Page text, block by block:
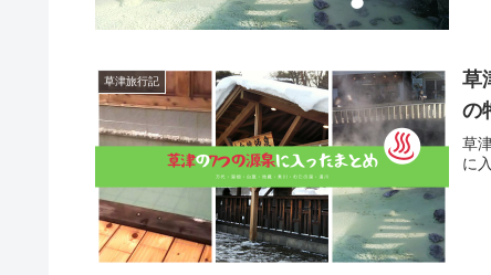
草津旅行記
草
の
草
に